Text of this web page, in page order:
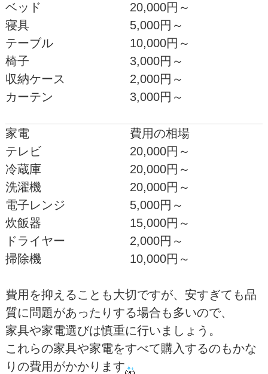
ベッド
20,000円～
寝具
5,000円～
テーブル
10,000円～
椅子
3,000円～
収納ケース
2,000円～
カーテン
3,000円～
家電
費用の相場
テレビ
20,000円～
冷蔵庫
20,000円～
洗濯機
20,000円～
電子レンジ
5,000円～
炊飯器
15,000円～
ドライヤー
2,000円～
掃除機
10,000円～
費用を抑えることも大切ですが、安すぎても品
質に問題があったりする場合も多いので、
家具や家電選びは慎重に行いましょう。
これらの家具や家電をすべて購入するのもかな
りの費用がかかります